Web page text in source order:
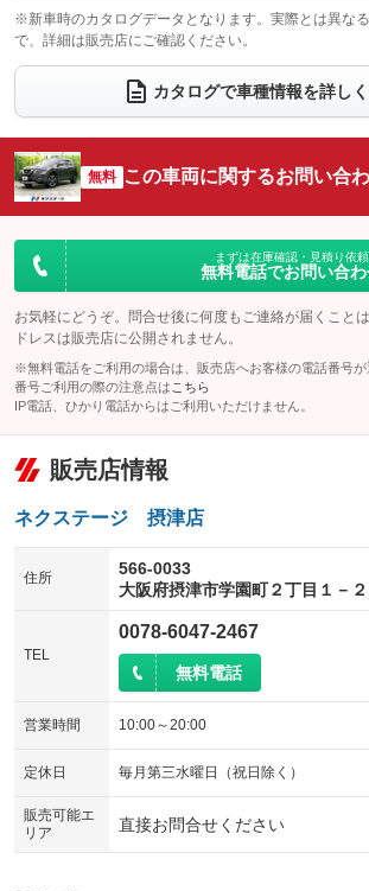
電動格納サードシート
：装備なし シートヒ
：装備あ
ウォークスルー
電動リアゲート フロント
：装備あ
シートエアコン
：装備なし 全周囲カ
：装備あ
サイドカメラ
：装備あり ルーフレ
：装備なし
エアサスペンション ヘッドラ
※新車時のカタログデータとなります。実際とは異な
で、詳細は販売店にご確認ください。
カタログで車種情報を詳し
無料 この車両に関するお問い合
まずは在庫確認・見積り依頼
無料電話でお問い合
お気軽にどうぞ。問合せ後に何度もご連絡が届くこと
ドレスは販売店に公開されません。
※無料電話をご利用の場合は、販売店へお客様の電話番号
番号ご利用の際の注意点は こちら
IP電話、ひかり電話からはご利用いただけません。
販売店情報
ネクステージ 摂津店
住所
566-0033
大阪府摂津市学園町２丁目１－２
TEL
0078-6047-2467
無料電話
営業時間 10:00～20:00
定休日 毎月第三水曜日（祝日除く）
販売可能エ
リア
直接お問合せください